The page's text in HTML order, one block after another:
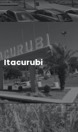
Itacurubi